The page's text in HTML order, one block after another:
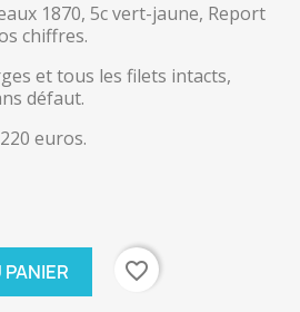
1870, 5c vert-jaune, Report
chiffres.
et tous les filets intacts,
défaut.
euros.
favorite_border